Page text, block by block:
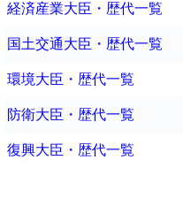
経済産業大臣・歴代一覧
国土交通大臣・歴代一覧
環境大臣・歴代一覧
防衛大臣・歴代一覧
復興大臣・歴代一覧